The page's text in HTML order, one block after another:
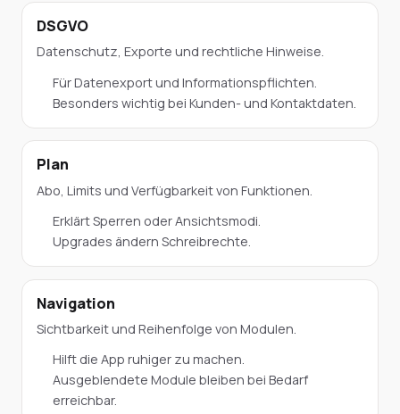
DSGVO
Datenschutz, Exporte und rechtliche Hinweise.
Für Datenexport und Informationspflichten.
Besonders wichtig bei Kunden- und Kontaktdaten.
Plan
Abo, Limits und Verfügbarkeit von Funktionen.
Erklärt Sperren oder Ansichtsmodi.
Upgrades ändern Schreibrechte.
Navigation
Sichtbarkeit und Reihenfolge von Modulen.
Hilft die App ruhiger zu machen.
Ausgeblendete Module bleiben bei Bedarf
erreichbar.